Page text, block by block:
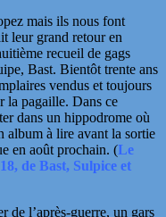
mais ils nous font
leur grand retour en
recueil de gags
Bast. Bientôt trente ans
vendus et toujours
la pagaille. Dans ce
dans un hippodrome où
album à lire avant la sortie
en août prochain. (Le
de Bast, Sulpice et
de l’après-guerre, un gars